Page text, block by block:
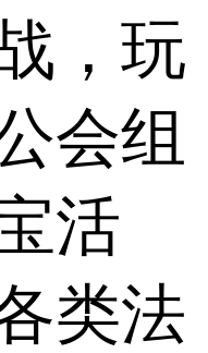
，玩
会组
活
类法